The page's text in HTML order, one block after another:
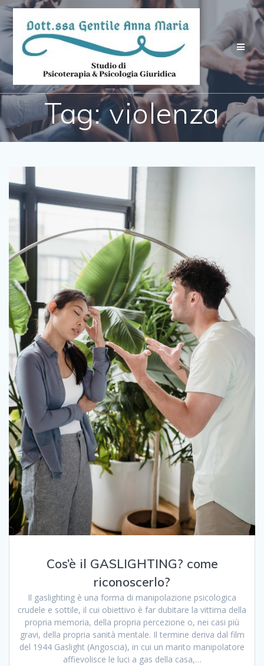
Salta
contenuto
Tag:violenza
Cos’è il GASLIGHTING? come
riconoscerlo?
Il gaslighting è una forma di manipolazione psicologica
crudele e sottile, il cui obiettivo è far dubitare la vittima della
propria memoria, della propria percezione o, nei casi più
gravi, della propria sanità mentale. Il termine deriva dal film
del 1944 Gaslight (Angoscia), in cui un marito manipolatore
affievolisce le luci a gas della casa,…